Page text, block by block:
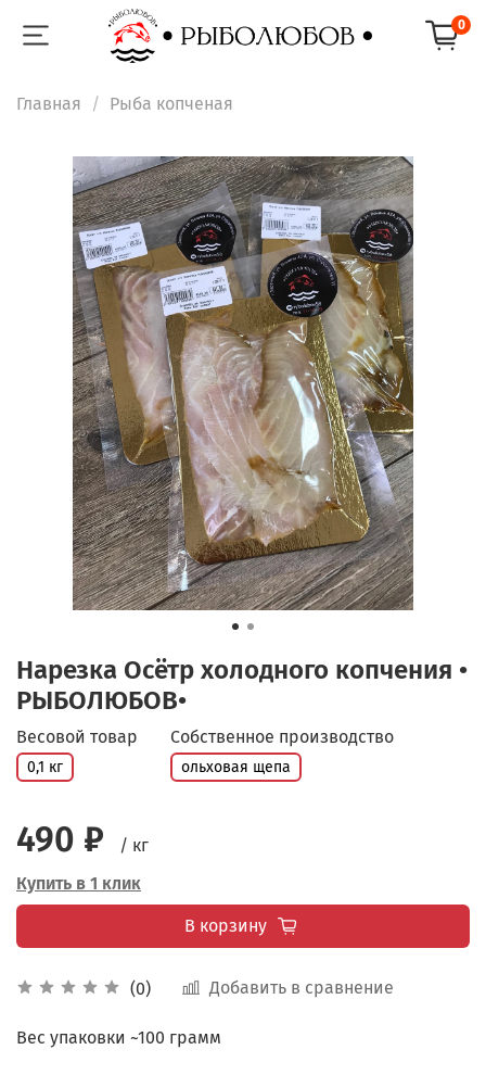
0
Главная Рыба копченая
Нарезка Осётр холодного копчения •
РЫБОЛЮБОВ•
(0) Добавить в сравнение
Весовой товар
0,1 кг
Собственное производство
ольховая щепа
490 ₽
/ кг
Купить в 1 клик
В корзину
Вес упаковки ~100 грамм